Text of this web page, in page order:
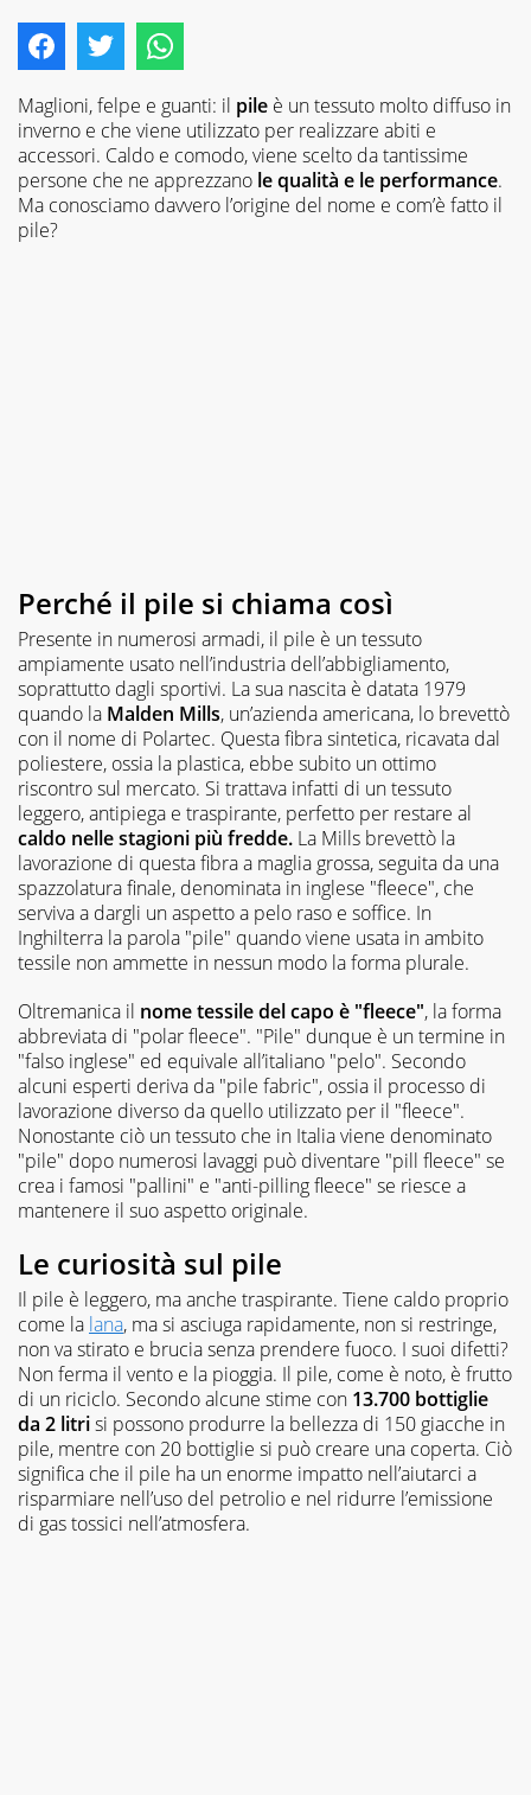
Maglioni, felpe e guanti: il pile è un tessuto molto diffuso in
inverno e che viene utilizzato per realizzare abiti e
accessori. Caldo e comodo, viene scelto da tantissime
persone che ne apprezzano le qualità e le performance.
Ma conosciamo davvero l’origine del nome e com’è fatto il
pile?
Perché il pile si chiama così
Presente in numerosi armadi, il pile è un tessuto
ampiamente usato nell’industria dell’abbigliamento,
soprattutto dagli sportivi. La sua nascita è datata 1979
quando la Malden Mills, un’azienda americana, lo brevettò
con il nome di Polartec. Questa fibra sintetica, ricavata dal
poliestere, ossia la plastica, ebbe subito un ottimo
riscontro sul mercato. Si trattava infatti di un tessuto
leggero, antipiega e traspirante, perfetto per restare al
caldo nelle stagioni più fredde. La Mills brevettò la
lavorazione di questa fibra a maglia grossa, seguita da una
spazzolatura finale, denominata in inglese "fleece", che
serviva a dargli un aspetto a pelo raso e soffice. In
Inghilterra la parola "pile" quando viene usata in ambito
tessile non ammette in nessun modo la forma plurale.
Oltremanica il nome tessile del capo è "fleece", la forma
abbreviata di "polar fleece". "Pile" dunque è un termine in
"falso inglese" ed equivale all’italiano "pelo". Secondo
alcuni esperti deriva da "pile fabric", ossia il processo di
lavorazione diverso da quello utilizzato per il "fleece".
Nonostante ciò un tessuto che in Italia viene denominato
"pile" dopo numerosi lavaggi può diventare "pill fleece" se
crea i famosi "pallini" e "anti-pilling fleece" se riesce a
mantenere il suo aspetto originale.
Le curiosità sul pile
Il pile è leggero, ma anche traspirante. Tiene caldo proprio
come la lana, ma si asciuga rapidamente, non si restringe,
non va stirato e brucia senza prendere fuoco. I suoi difetti?
Non ferma il vento e la pioggia. Il pile, come è noto, è frutto
di un riciclo. Secondo alcune stime con 13.700 bottiglie
da 2 litrisi possono produrre la bellezza di 150 giacche in
pile, mentre con 20 bottiglie si può creare una coperta. Ciò
significa che il pile ha un enorme impatto nell’aiutarci a
risparmiare nell’uso del petrolio e nel ridurre l’emissione
di gas tossici nell’atmosfera.